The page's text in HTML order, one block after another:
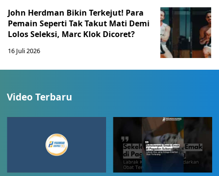
John Herdman Bikin Terkejut! Para
Pemain Seperti Tak Takut Mati Demi
Lolos Seleksi, Marc Klok Dicoret?
16 Juli 2026
Video Terbaru